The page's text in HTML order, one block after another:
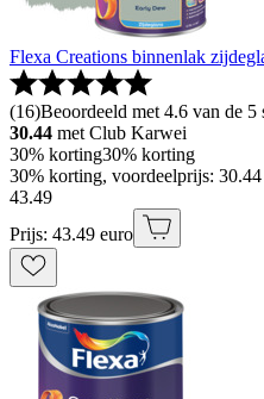
Flexa Creations binnenlak
(16)Beoordeeld met 4.6 van de
30.44 met Club Karwei
30% korting30% korting
30% korting, voordeelprijs:
43.49
Prijs: 43.49 euro